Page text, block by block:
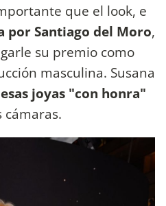
que el look, e
por Santiago del Moro,
su premio como
masculina. Susana
joyas "con honra"
cámaras.